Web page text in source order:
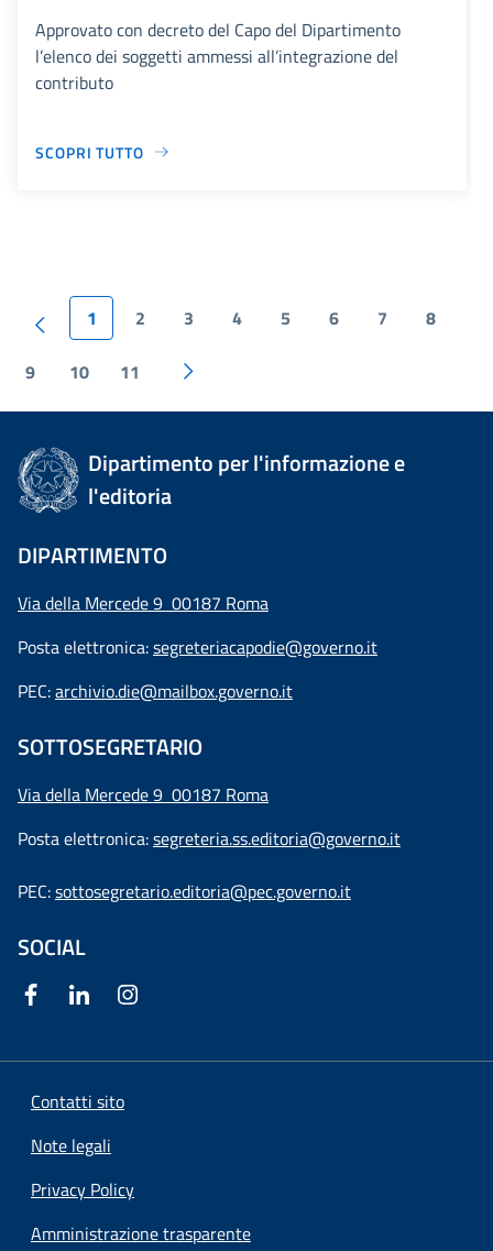
Approvato con decreto del Capo del Dipartimento
l’elenco dei soggetti ammessi all’integrazione del
contributo
SCOPRI TUTTO
1 2 3 4 5 6 7 8
9 10 11
Dipartimento per l'informazione e
l'editoria
DIPARTIMENTO
Via della Mercede 9 00187 Roma
Posta elettronica:segreteriacapodie@governo.it
PEC:archivio.die@mailbox.governo.it
SOTTOSEGRETARIO
Via della Mercede 9 00187 Roma
Posta elettronica:segreteria.ss.editoria@governo.it
PEC:sottosegretario.editoria@pec.governo.it
SOCIAL
Contatti sito
Note legali
Privacy Policy
Amministrazione trasparente